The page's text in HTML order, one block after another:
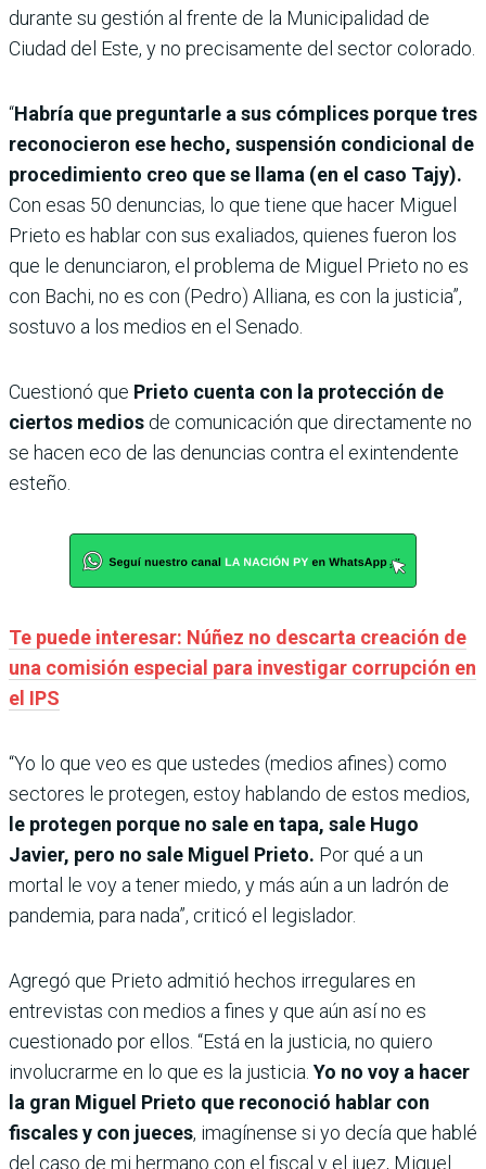
durante su gestión al frente de la Municipalidad de
Ciudad del Este, y no precisamente del sector colorado.
“Habría que preguntarle a sus cómplices porque tres
reconocieron ese hecho, suspensión condicional de
procedimiento creo que se llama (en el caso Tajy).
Con esas 50 denuncias, lo que tiene que hacer Miguel
Prieto es hablar con sus exaliados, quienes fueron los
que le denunciaron, el problema de Miguel Prieto no es
con Bachi, no es con (Pedro) Alliana, es con la justicia”,
sostuvo a los medios en el Senado.
Cuestionó que Prieto cuenta con la protección de
ciertos medios de comunicación que directamente no
se hacen eco de las denuncias contra el exintendente
esteño.
Te puede interesar: Núñez no descarta creación de
una comisión especial para investigar corrupción en
el IPS
“Yo lo que veo es que ustedes (medios afines) como
sectores le protegen, estoy hablando de estos medios,
le protegen porque no sale en tapa, sale Hugo
Javier, pero no sale Miguel Prieto. Por qué a un
mortal le voy a tener miedo, y más aún a un ladrón de
pandemia, para nada”, criticó el legislador.
Agregó que Prieto admitió hechos irregulares en
entrevistas con medios a fines y que aún así no es
cuestionado por ellos. “Está en la justicia, no quiero
involucrarme en lo que es la justicia. Yo no voy a hacer
la gran Miguel Prieto que reconoció hablar con
fiscales y con jueces, imagínense si yo decía que hablé
del caso de mi hermano con el fiscal y el juez, Miguel